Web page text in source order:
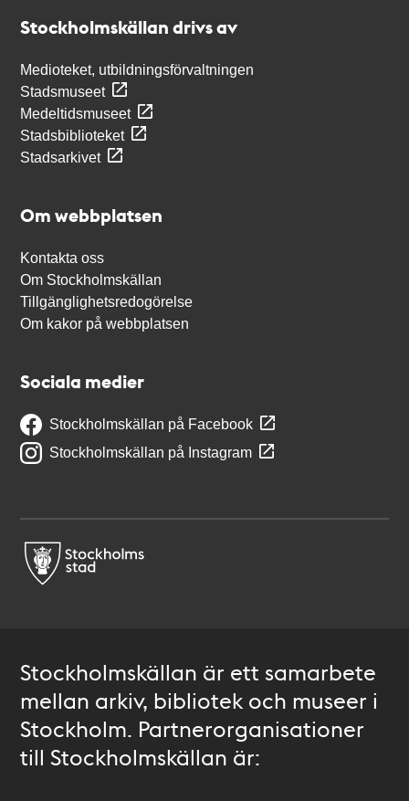
Stockholmskällan drivs av
Medioteket, utbildningsförvaltningen
Stadsmuseet
Medeltidsmuseet
Stadsbiblioteket
Stadsarkivet
Om webbplatsen
Kontakta oss
Om Stockholmskällan
Tillgänglighetsredogörelse
Om kakor på webbplatsen
Sociala medier
Stockholmskällan på Facebook
Stockholmskällan på Instagram
Stockholmskällan är ett samarbete
mellan arkiv, bibliotek och museer i
Stockholm. Partnerorganisationer
till Stockholmskällan är: